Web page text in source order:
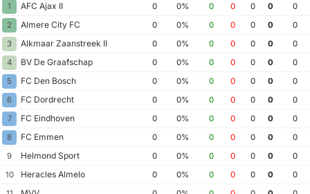
1 AFC Ajax II 0 0% 0 0 0 0
0
2
Almere City FC 0 0% 0 0 0 0
0
3
Alkmaar Zaanstreek II 0 0% 0 0 0 0
0
4
BV De Graafschap 0 0% 0 0 0 0
0
5
FC Den Bosch 0 0% 0 0 0 0
0
6
FC Dordrecht 0 0% 0 0 0 0
0
7
FC Eindhoven 0 0% 0 0 0 0
0
8
FC Emmen 0 0% 0 0 0 0
0
9
Helmond Sport 0 0% 0 0 0 0
0
10
Heracles Almelo 0 0% 0 0 0 0
0